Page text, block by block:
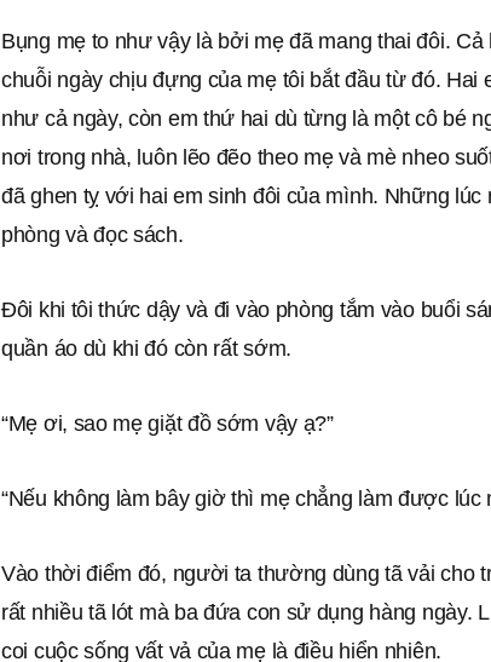
Bụng mẹ to như vậy là bởi mẹ đã mang thai đôi.
chuỗi ngày chịu đựng của mẹ tôi bắt đầu từ đó. Hai
như cả ngày, còn em thứ hai dù từng là một cô bé
nơi trong nhà, luôn lẽo đẽo theo mẹ và mè nheo
đã ghen tỵ với hai em sinh đôi của mình. Những lúc
phòng và đọc sách.
Đôi khi tôi thức dậy và đi vào phòng tắm vào buổi
quần áo dù khi đó còn rất sớm.
“Mẹ ơi, sao mẹ giặt đồ sớm vậy ạ?”
“Nếu không làm bây giờ thì mẹ chẳng làm được lúc
Vào thời điểm đó, người ta thường dùng tã vải cho
rất nhiều tã lót mà ba đứa con sử dụng hàng ngày.
coi cuộc sống vất vả của mẹ là điều hiển nhiên.